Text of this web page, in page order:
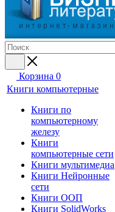
Корзина 0
Книги компьютерные
Книги по
компьютерному
железу
Книги
компьютерные сети
Книги мультимедиа
Книги Нейронные
сети
Книги ООП
Книги SolidWorks